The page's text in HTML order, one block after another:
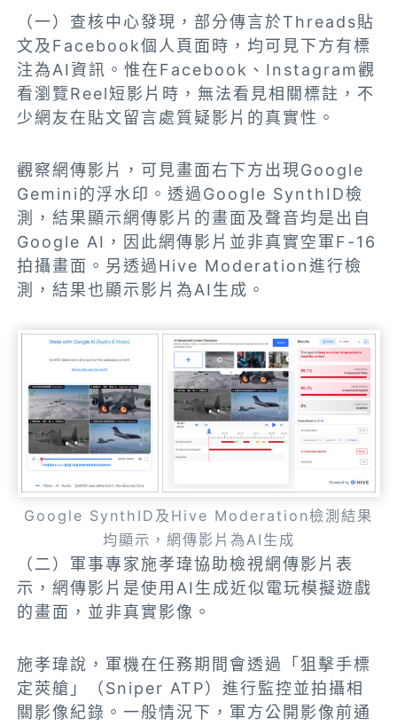
（一）查核中心發現，部分傳言於Threads貼
文及Facebook個人頁面時，均可見下方有標
注為AI資訊。惟在Facebook、Instagram觀
看瀏覽Reel短影片時，無法看見相關標註，不
少網友在貼文留言處質疑影片的真實性。
觀察網傳影片，可見畫面右下方出現Google
Gemini的浮水印。透過Google SynthID檢
測，結果顯示網傳影片的畫面及聲音均是出自
Google AI，因此網傳影片並非真實空軍F-16
拍攝畫面。另透過Hive Moderation進行檢
測，結果也顯示影片為AI生成。
Google SynthID及Hive Moderation檢測結果
均顯示，網傳影片為AI生成
（二）軍事專家施孝瑋協助檢視網傳影片表
示，網傳影片是使用AI生成近似電玩模擬遊戲
的畫面，並非真實影像。
施孝瑋說，軍機在任務期間會透過「狙擊手標
定莢艙」（Sniper ATP）進行監控並拍攝相
關影像紀錄。一般情況下，軍方公開影像前通